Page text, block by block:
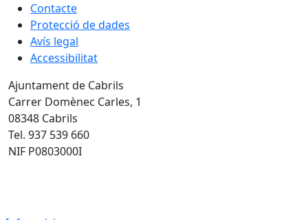
Contacte
Protecció de dades
Avís legal
Accessibilitat
Ajuntament de Cabrils
Carrer Domènec Carles, 1
08348 Cabrils
Tel. 937 539 660
NIF P0803000I